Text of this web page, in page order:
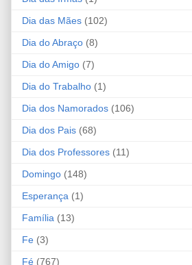
Dia das Mães (102)
Dia do Abraço (8)
Dia do Amigo (7)
Dia do Trabalho (1)
Dia dos Namorados (106)
Dia dos Pais (68)
Dia dos Professores (11)
Domingo (148)
Esperança (1)
Família (13)
Fe (3)
Fé (767)